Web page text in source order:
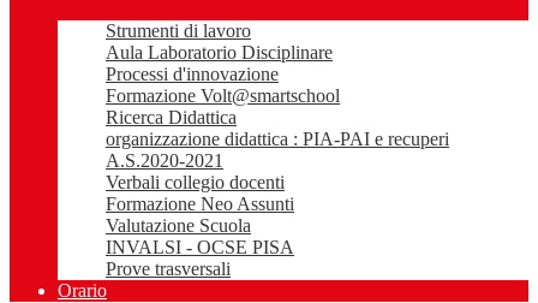
Strumenti di lavoro
Aula Laboratorio Disciplinare
Processi d'innovazione
Formazione Volt@smartschool
Ricerca Didattica
organizzazione didattica : PIA-PAI e recuperi
A.S.2020-2021
Verbali collegio docenti
Formazione Neo Assunti
Valutazione Scuola
INVALSI - OCSE PISA
Prove trasversali
Orario